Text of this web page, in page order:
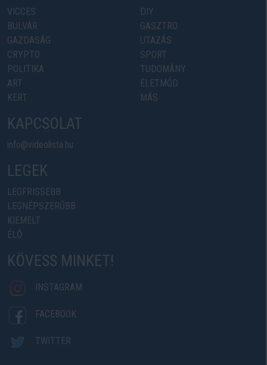
VICCES
BULVÁR
GAZDASÁG
CRYPTO
POLITIKA
ART
KERT
DIY
GASZTRO
UTAZÁS
SPORT
TUDOMÁNY
ÉLETMÓD
MÁS
KAPCSOLAT
info@videolista.hu
LEGEK
LEGFRISSEBB
LEGNÉPSZERŰBB
KIEMELT
ÉLŐ
KÖVESS MINKET!
INSTAGRAM
FACEBOOK
TWITTER